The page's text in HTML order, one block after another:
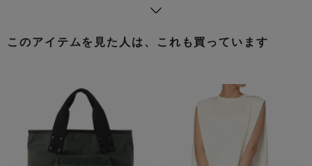
このアイテムを見た人は、これも買っています